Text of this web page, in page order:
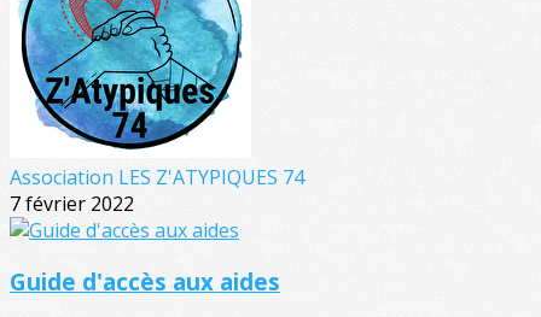
Association LES Z'ATYPIQUES 74
7 février 2022
Guide d'accès aux aides